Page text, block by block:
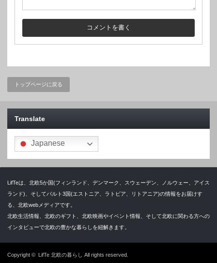
トップページに戻る
Translate
Japanese
LifTeは、北欧5か国(フィンランド、デンマーク、スウェーデン、ノルウェー、アイス
ランド)、そしてバルト3国(エストニア、ラトビア、リトアニア)の情報をお届けす
る、北欧webメディアです。
北欧生活情報、北欧のギフト、北欧映画やイベント情報、そして北欧に関わる方への
インタビューで北欧の豊かな暮らしを紐解きます。
Copyright © LifTe 北欧の暮らし All rights reserved.